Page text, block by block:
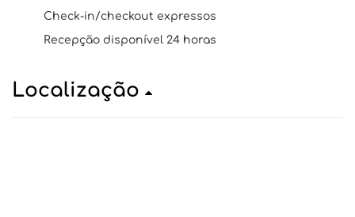
Check-in/checkout expressos
Recepção disponível 24 horas
Localização